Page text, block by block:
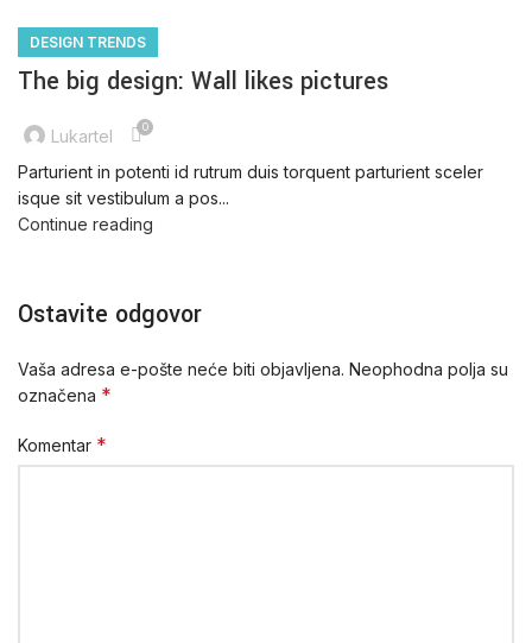
DESIGN TRENDS
The big design: Wall likes pictures
Lukartel 0
Parturient in potenti id rutrum duis torquent parturient sceler
isque sit vestibulum a pos...
Continue reading
Ostavite odgovor
Vaša adresa e-pošte neće biti objavljena. Neophodna polja su
označena *
Komentar *